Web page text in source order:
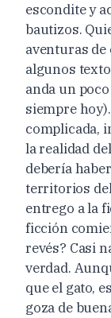
escondite y
bautizos.
aventuras de
algunos
anda un
siempre
complicada,
la realidad
debería
territorios
entrego a la
ficción
revés? Casi
verdad.
que el gato,
goza de